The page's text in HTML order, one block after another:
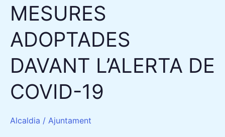
MESURES
ADOPTADES
DAVANT L’ALERTA DE
COVID-19
Alcaldia / Ajuntament
MESURES
ADOPTADES
DAVANT
DE
19